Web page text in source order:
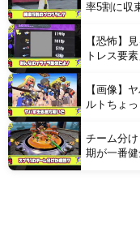
率5割に収
【恐怖】
トレス要
【画像】
ルトちょ
チーム分
期が一番